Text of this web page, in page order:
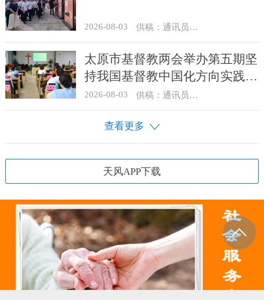
2026-08-03 供稿：通讯员 景健美
太原市基督教两会举办第五期坚
持我国基督教中国化方向实践能
力专题培训
2026-08-03 供稿：通讯员 王建春 摄影：史爱梅
查看更多
天风APP下载